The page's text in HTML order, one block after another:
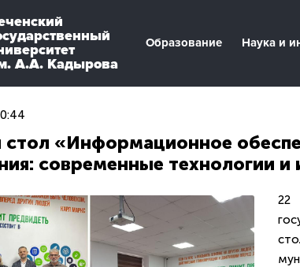
А.А. Кадырова
Образование Наука и
стол «Информационное
современные технологии и
22